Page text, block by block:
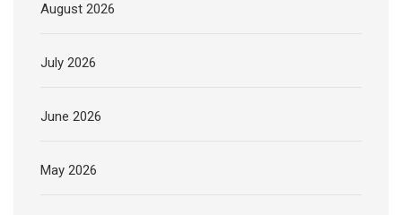
August 2026
July 2026
June 2026
May 2026